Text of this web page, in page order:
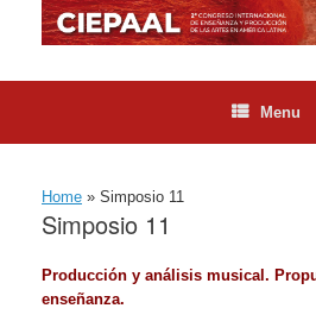
Menu
Home » Simposio 11
Simposio 11
Producción y análisis musical.
enseñanza.